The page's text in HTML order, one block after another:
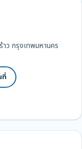
ว กรุงเทพมหานคร
ที่